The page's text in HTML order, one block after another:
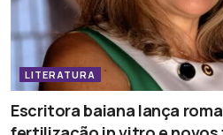
LITERATURA
Escritora baiana lança